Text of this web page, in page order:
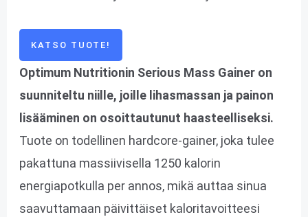
KATSO TUOTE!
Optimum Nutritionin Serious Mass Gainer on
suunniteltu niille, joille lihasmassan ja painon
lisääminen on osoittautunut haasteelliseksi.
Tuote on todellinen hardcore-gainer, joka tulee
pakattuna massiivisella 1250 kalorin
energiapotkulla per annos, mikä auttaa sinua
saavuttamaan päivittäiset kaloritavoitteesi